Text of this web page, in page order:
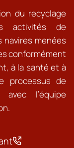
du recyclage
activités de
menées
conformément
à la santé et à
processus de
l’équipe